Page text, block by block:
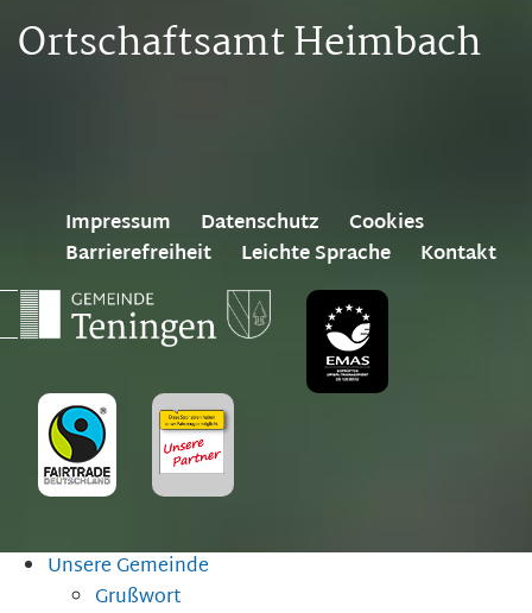
Ortschaftsamt Heimbach
Impressum Datenschutz
Cookies
Barrierefreiheit
Leichte Sprache Kontakt
Unsere Gemeinde
Grußwort